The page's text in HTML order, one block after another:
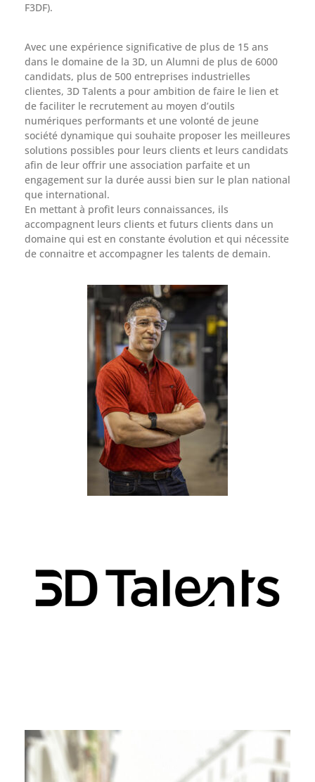
F3DF).
Avec une expérience significative de plus de 15 ans
dans le domaine de la 3D, un Alumni de plus de 6000
candidats, plus de 500 entreprises industrielles
clientes, 3D Talents a pour ambition de faire le lien et
de faciliter le recrutement au moyen d’outils
numériques performants et une volonté de jeune
société dynamique qui souhaite proposer les meilleures
solutions possibles pour leurs clients et leurs candidats
afin de leur offrir une association parfaite et un
engagement sur la durée aussi bien sur le plan national
que international.
En mettant à profit leurs connaissances, ils
accompagnent leurs clients et futurs clients dans un
domaine qui est en constante évolution et qui nécessite
de connaitre et accompagner les talents de demain.